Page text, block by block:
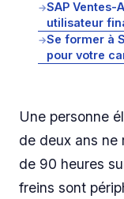
→SAP Ventes-
utilisateur
→Se former à
pour votre
Une personne
de deux ans ne
de 90 heures
freins sont